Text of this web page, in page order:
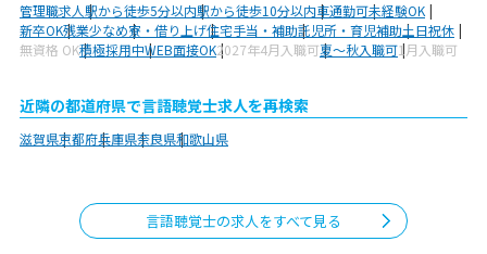
管理職求人駅から徒歩5分以内駅から徒歩10分以内車通勤可未経験OK
新卒OK残業少なめ寮・借り上げ住宅手当・補助託児所・育児補助土日祝休
無資格 OK積極採用中WEB面接OK2027年4月入職可夏～秋入職可1月入職可
近隣の都道府県で言語聴覚士求人を再検索
滋賀県京都府兵庫県奈良県和歌山県
言語聴覚士の求人をすべて見る